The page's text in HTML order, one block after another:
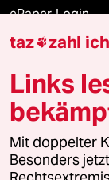
ePaper Login
Downloads für
© 2026 taz
Alle Rechte
wenden Sie sich bitte
taz zahl ich
Links
Mit doppelter
Besonders